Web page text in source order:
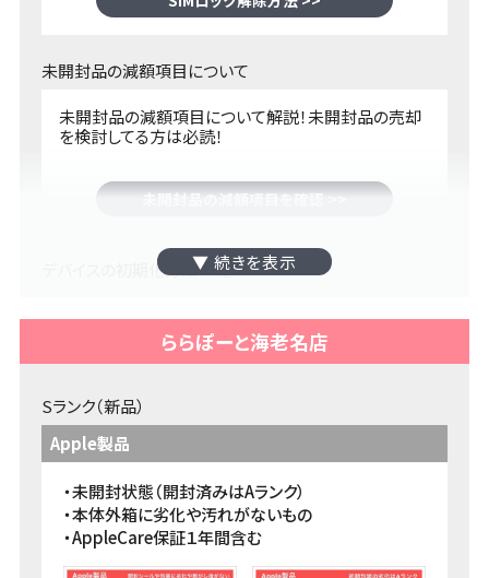
未開封品の減額項目について
未開封品の減額項目について解説！未開封品の売却
を検討してる方は必読！
未開封品の減額項目を確認 >>
デバイスの初期化方法一覧
iPhone・Android・ガラケーの初期化方法をまとめて
います。売却前の初期化方法をCheck♪
ネットワーク利用制限
ネットワーク利用制限の意味とそもそもの目的。キャ
リアごとの確認方法もご案内！
ららぽーと海老名店
Sランク（新品）
Apple製品
・未開封状態（開封済みはAランク）
・本体外箱に劣化や汚れがないもの
・AppleCare保証１年間含む